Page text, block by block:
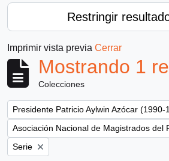
Restringir
Imprimir vista previa Cerrar
Mostrando 1
Colecciones
Remove filter:
Presidente Patricio Aylwin Azócar (1990-
Remove filter:
Remove filter:
Serie